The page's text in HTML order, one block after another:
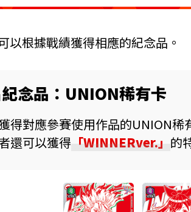
以根據戰績獲得相應的紀念品。
念品：UNION稀有卡
得對應參賽使用作品的UNION稀
還可以獲得 「WINNERver.」 的